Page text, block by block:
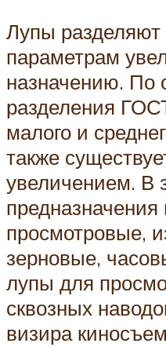
Лупы
параметрам
назначению.
разделения
малого и
также
увеличением. В
предназначения
просмотровые,
зерновые,
лупы для
сквозных
визира